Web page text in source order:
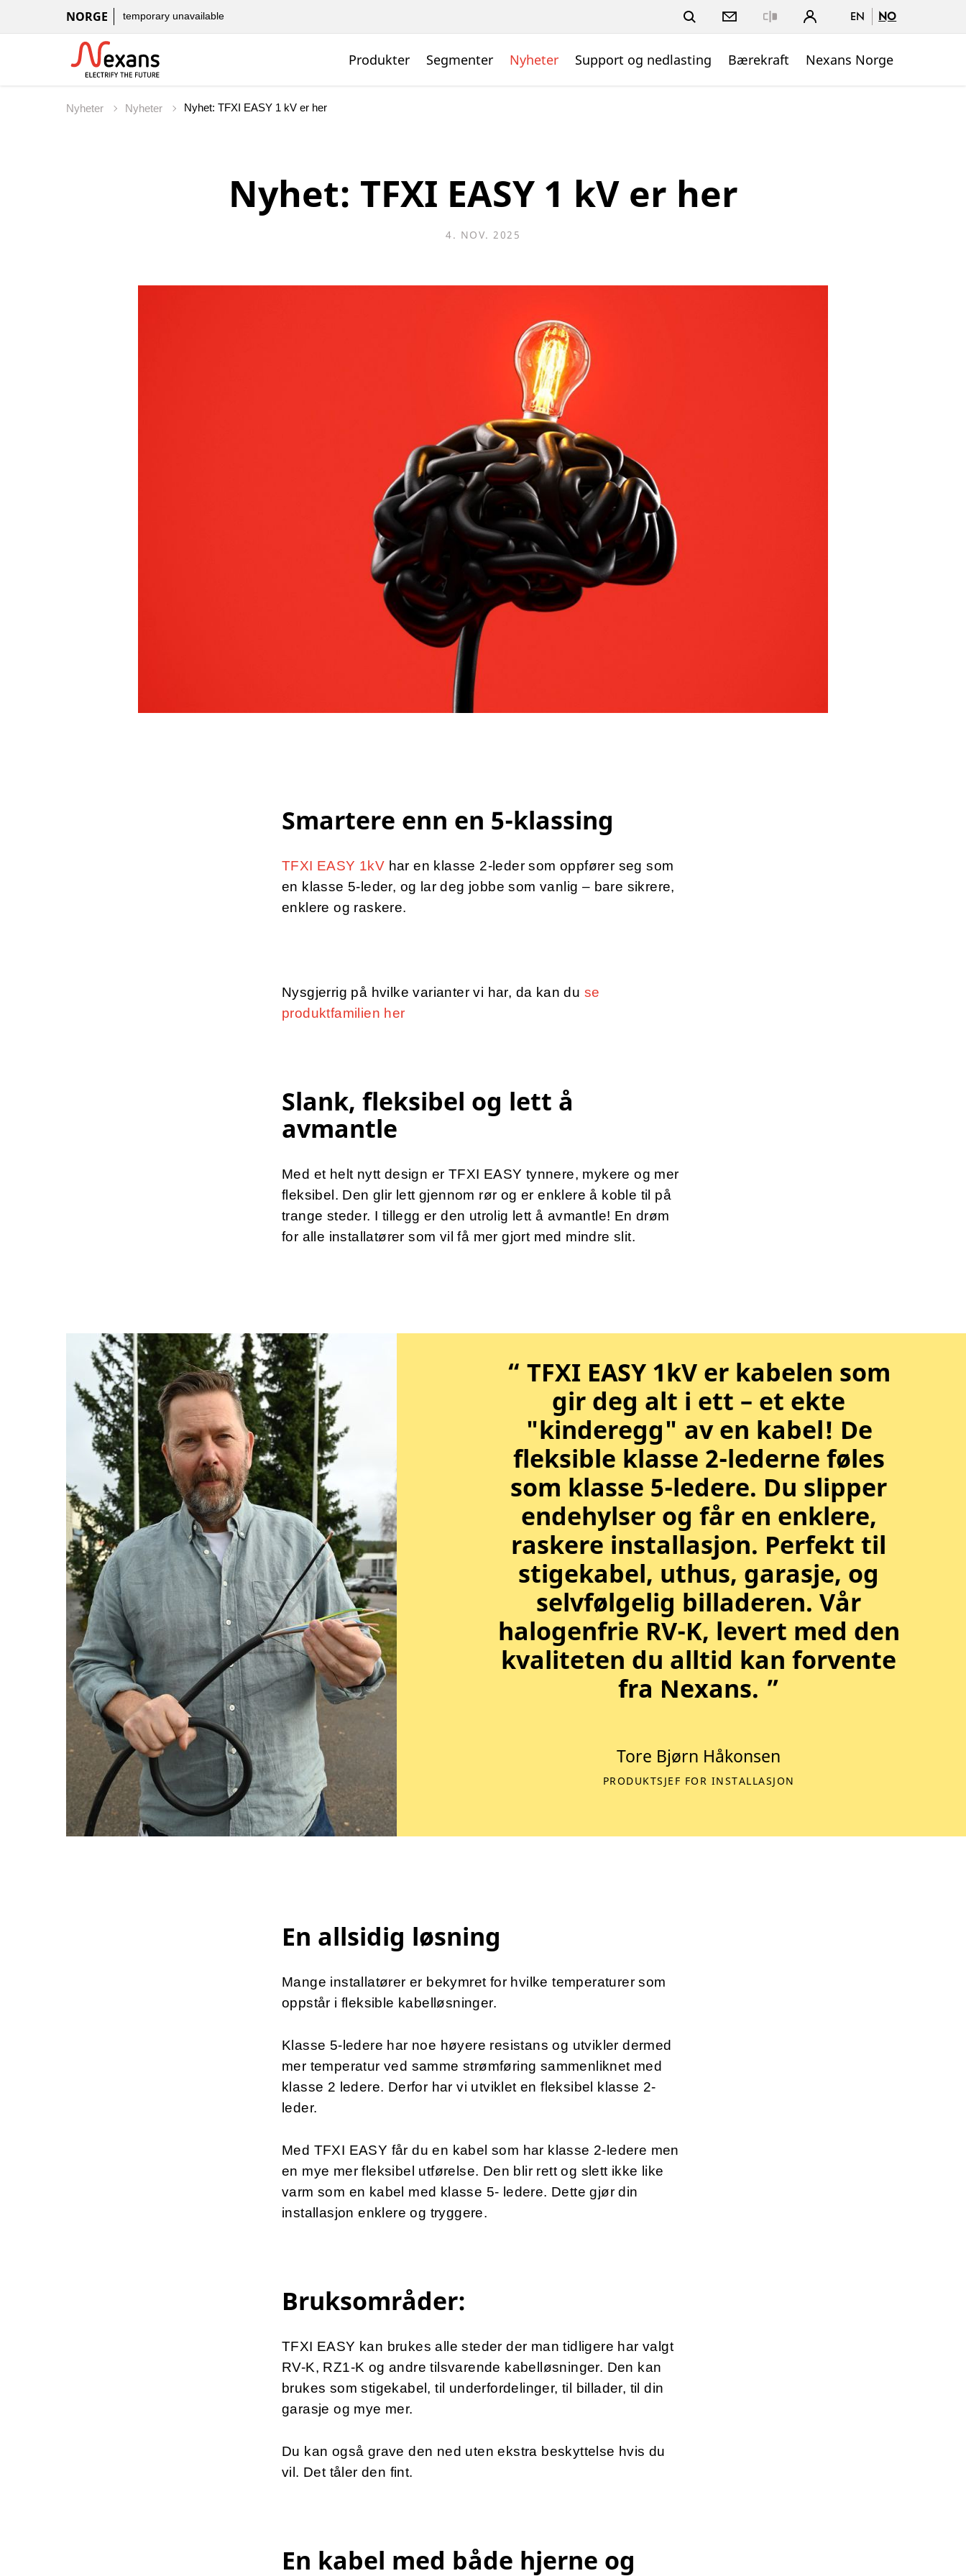
NORGE temporary unavailable EN NO
Produkter Segmenter Nyheter Support og nedlasting Bærekraft Nexans Norge
Nyheter Nyheter Nyhet: TFXI EASY 1 kV er her
Nyhet: TFXI EASY 1 kV er her
4. NOV. 2025
Smartere enn en 5-klassing
TFXI EASY 1kV har en klasse 2-leder som oppfører seg som
en klasse 5-leder, og lar deg jobbe som vanlig – bare sikrere,
enklere og raskere.
Nysgjerrig på hvilke varianter vi har, da kan du se
produktfamilien her
Slank, fleksibel og lett å
avmantle
Med et helt nytt design er TFXI EASY tynnere, mykere og mer
fleksibel. Den glir lett gjennom rør og er enklere å koble til på
trange steder. I tillegg er den utrolig lett å avmantle! En drøm
for alle installatører som vil få mer gjort med mindre slit.
“ TFXI EASY 1kV er kabelen som
gir deg alt i ett – et ekte
"kinderegg" av en kabel! De
fleksible klasse 2-lederne føles
som klasse 5-ledere. Du slipper
endehylser og får en enklere,
raskere installasjon. Perfekt til
stigekabel, uthus, garasje, og
selvfølgelig billaderen. Vår
halogenfrie RV-K, levert med den
kvaliteten du alltid kan forvente
fra Nexans. ”
Tore Bjørn Håkonsen
PRODUKTSJEF FOR INSTALLASJON
En allsidig løsning
Mange installatører er bekymret for hvilke temperaturer som
oppstår i fleksible kabelløsninger.
Klasse 5-ledere har noe høyere resistans og utvikler dermed
mer temperatur ved samme strømføring sammenliknet med
klasse 2 ledere. Derfor har vi utviklet en fleksibel klasse 2-
leder.
Med TFXI EASY får du en kabel som har klasse 2-ledere men
en mye mer fleksibel utførelse. Den blir rett og slett ikke like
varm som en kabel med klasse 5- ledere. Dette gjør din
installasjon enklere og tryggere.
Bruksområder:
TFXI EASY kan brukes alle steder der man tidligere har valgt
RV-K, RZ1-K og andre tilsvarende kabelløsninger. Den kan
brukes som stigekabel, til underfordelinger, til billader, til din
garasje og mye mer.
Du kan også grave den ned uten ekstra beskyttelse hvis du
vil. Det tåler den fint.
En kabel med både hjerne og